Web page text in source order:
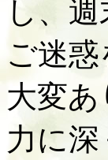
し、
ご迷
大変
力に